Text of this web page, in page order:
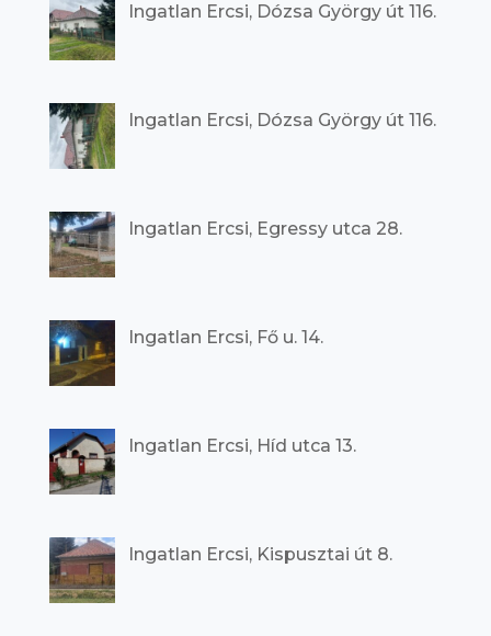
Ingatlan Ercsi, Dózsa György út 116.
Ingatlan Ercsi, Dózsa György út 116.
Ingatlan Ercsi, Egressy utca 28.
Ingatlan Ercsi, Fő u. 14.
Ingatlan Ercsi, Híd utca 13.
Ingatlan Ercsi, Kispusztai út 8.